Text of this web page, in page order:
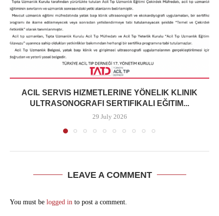
ACIL SERVIS HIZMETLERINE YÖNELIK KLINIK
ULTRASONOGRAFI SERTIFIKALI EĞITIM...
29 July 2026
LEAVE A COMMENT
You must be logged in to post a comment.